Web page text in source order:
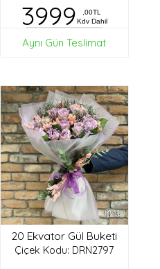
3999
,00TL
Kdv Dahil
Aynı Gün Teslimat
20 Ekvator Gül Buketi
Çiçek Kodu: DRN2797